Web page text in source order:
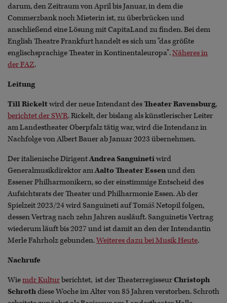
darum, den Zeitraum von April bis Januar, in dem die
Commerzbank noch Mieterin ist, zu überbrücken und
anschließend eine Lösung mit CapitaLand zu finden. Bei dem
English Theatre Frankfurt handelt es sich um "das größte
englischsprachige Theater in Kontinentaleuropa".Näheres in
der FAZ.
Leitung
Till Rickeltwird der neue Intendant desTheater Ravensburg,
berichtet der SWR. Rickelt, der bislang als künstlerischer Leiter
am Landestheater Oberpfalz tätig war, wird die Intendanz in
Nachfolge von Albert Bauer ab Januar 2023 übernehmen.
Der italienische DirigentAndrea Sanguinetiwird
Generalmusikdirektor amAalto Theater Essenund den
Essener Philharmonikern, so der einstimmige Entscheid des
Aufsichtsrats der Theater und Philharmonie Essen. Ab der
Spielzeit 2023/24 wird Sanguineti auf Tomáš Netopil folgen,
dessen Vertrag nach zehn Jahren ausläuft. Sanguinetis Vertrag
wiederum läuft bis 2027 und ist damit an den der Intendantin
Merle Fahrholz gebunden.Weiteres dazu bei Musik Heute.
Nachrufe
Wiemdr Kulturberichtet, ist der TheaterregisseurChristoph
Schrothdiese Woche im Alter von 85 Jahren verstorben. Schroth